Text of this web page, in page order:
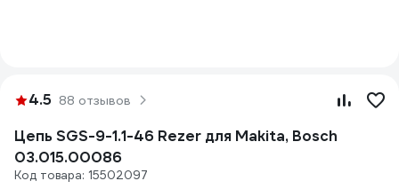
4.5 88 отзывов
Цепь SGS-9-1.1-46 Rezer для Makita, Bosch
03.015.00086
Код товара: 15502097